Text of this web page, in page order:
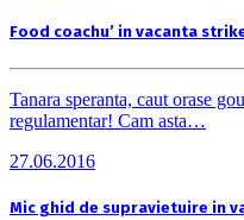
Food coachu’ in vacanta
Tanara speranta, caut orase
regulamentar! Cam asta…
27.06.2016
Mic ghid de supravietuire in